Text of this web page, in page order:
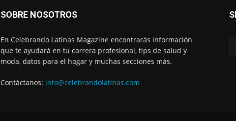
SOBRE NOSOTROS
En Celebrando Latinas Magazine encontrarás información
que te ayudará en tu carrera profesional, tips de salud y
moda, datos para el hogar y muchas secciones más.
Contáctanos: info@celebrandolatinas.com